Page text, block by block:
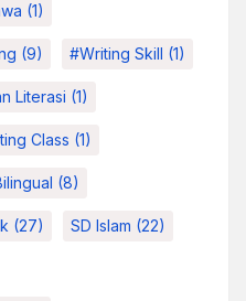
(1)
(9) #Writing Skill (1)
Literasi (1)
Class (1)
(8)
(27) SD Islam (22)